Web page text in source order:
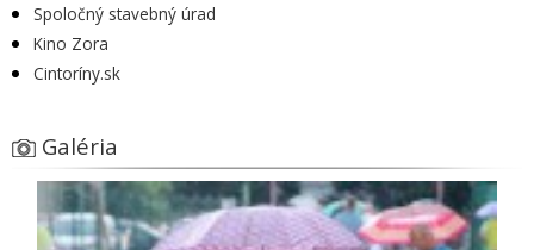
Spoločný stavebný úrad
Kino Zora
Cintoríny.sk
Galéria